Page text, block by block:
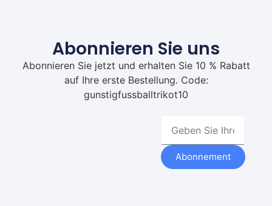
Abonnieren Sie uns
Abonnieren Sie jetzt und erhalten Sie 10 % Rabatt
auf Ihre erste Bestellung. Code:
gunstigfussballtrikot10
Abonnement